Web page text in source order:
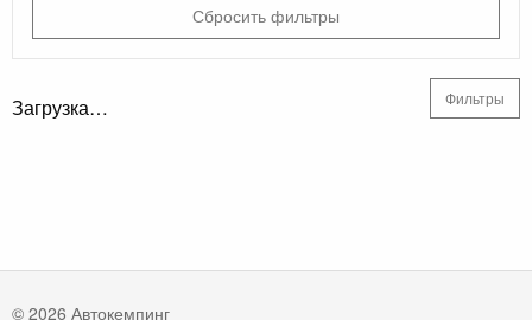
Сбросить фильтры
Загрузка… Фильтры
© 2026 Автокемпинг